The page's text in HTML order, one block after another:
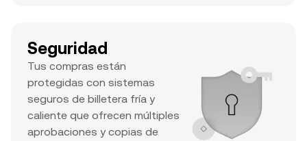
Seguridad
Tus compras están
protegidas con sistemas
seguros de billetera fría y
caliente que ofrecen múltiples
aprobaciones y copias de